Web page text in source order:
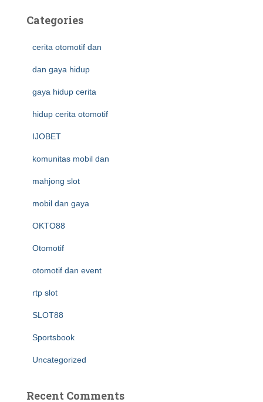
Categories
cerita otomotif dan
dan gaya hidup
gaya hidup cerita
hidup cerita otomotif
IJOBET
komunitas mobil dan
mahjong slot
mobil dan gaya
OKTO88
Otomotif
otomotif dan event
rtp slot
SLOT88
Sportsbook
Uncategorized
Recent Comments